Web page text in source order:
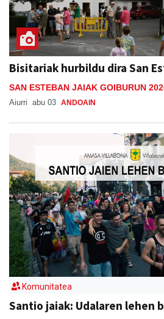
Bisitariak hurbildu dira San
SAN ESTEBAN JAIAK GOIBURUN
Aiurri abu 03 ANDOAIN
Komunitatea
Santio jaiak: Udalaren lehen